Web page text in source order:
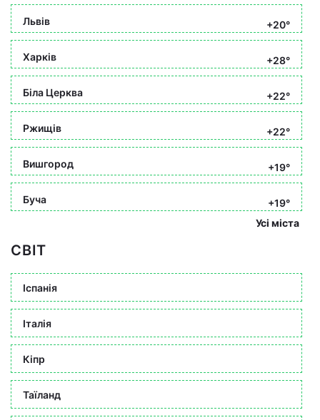
Львів +20°
Харків +28°
Біла Церква +22°
Ржищів +22°
Вишгород +19°
Буча
+19°
Усі міста
СВІТ
Іспанія
Італія
Кіпр
Таїланд